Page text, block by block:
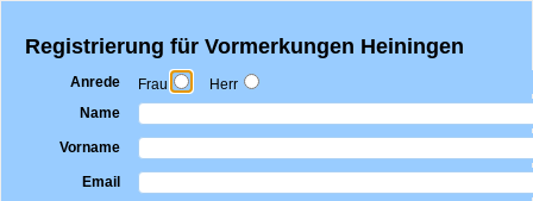
Registrierung für Vormerkungen Heiningen
Anrede Frau
Herr
Name
Vorname
Email